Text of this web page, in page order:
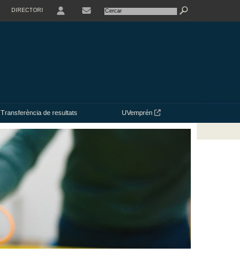
DIRECTORI
Transferència de resultats UVemprén